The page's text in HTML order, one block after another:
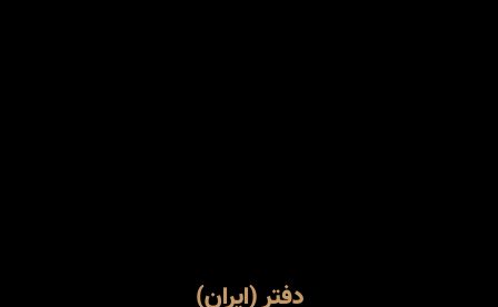
دفتر (ایران)